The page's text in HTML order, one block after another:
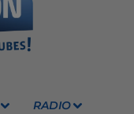
RADIO